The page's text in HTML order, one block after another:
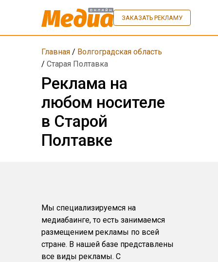
ЗАКАЗАТЬ РЕКЛАМУ
Главная / Волгоградская область
/Старая Полтавка
Реклама на
любом носителе
в Старой
Полтавке
Мы специализируемся на
медиабаинге, то есть занимаемся
размещением рекламы по всей
стране. В нашей базе представлены
все виды рекламы. С